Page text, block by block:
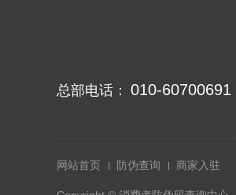
总部电话： 010-60700691
网站首页 防伪查询 商家入驻